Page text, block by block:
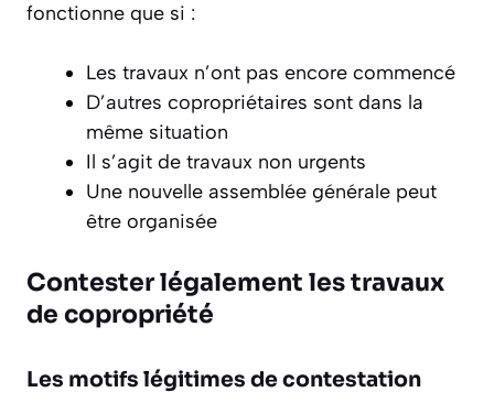
fonctionne que si :
Les travaux n’ont pas encore commencé
D’autres copropriétaires sont dans la
même situation
Il s’agit de travaux non urgents
Une nouvelle assemblée générale peut
être organisée
Contester légalement les travaux
de copropriété
Les motifs légitimes de contestation